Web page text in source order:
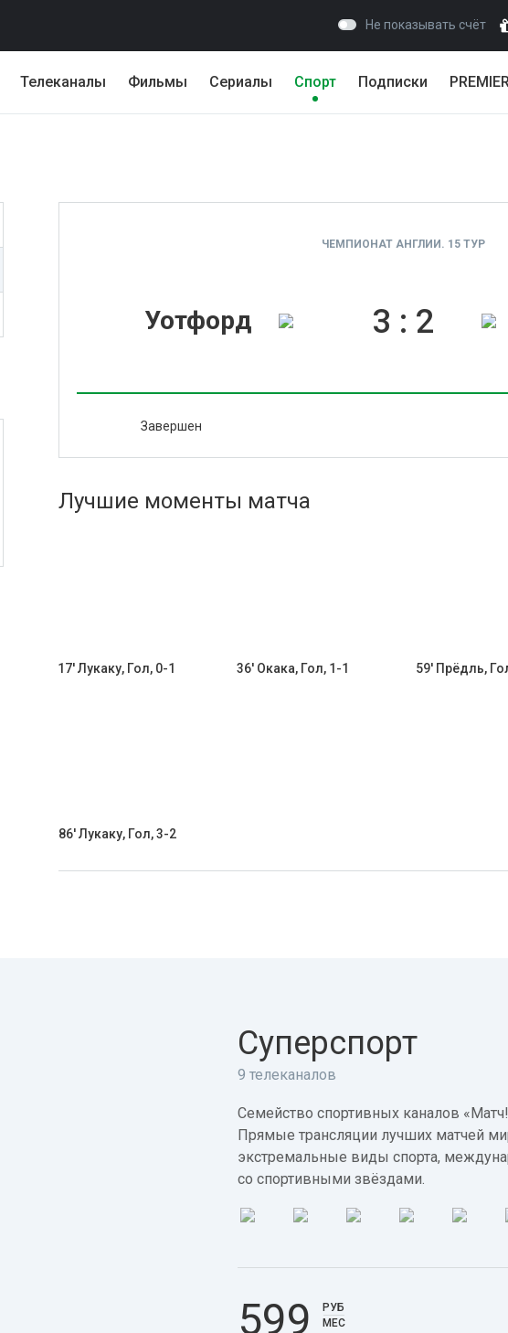
Не показывать счёт
Телеканалы Фильмы Сериалы Спорт Подписки
ЧЕМПИОНАТ АНГЛИИ. 15 ТУР
Уотфорд 3 : 2
Завершен
Лучшие моменты матча
17' Лукаку, Гол, 0-1 36' Окака, Гол, 1-1 59' Прёдль,
86' Лукаку, Гол, 3-2
Суперспорт
9 телеканалов
Семейство спортивных каналов
Прямые трансляции лучших матчей
экстремальные виды спорта,
со спортивными звёздами.
599
РУБ
МЕС